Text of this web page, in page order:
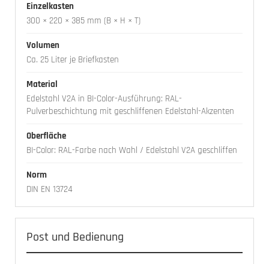
Einzelkasten
300 × 220 × 385 mm (B × H × T)
Volumen
Ca. 25 Liter je Briefkasten
Material
Edelstahl V2A in BI-Color-Ausführung: RAL-
Pulverbeschichtung mit geschliffenen Edelstahl-Akzenten
Oberfläche
BI-Color: RAL-Farbe nach Wahl / Edelstahl V2A geschliffen
Norm
DIN EN 13724
Post und Bedienung